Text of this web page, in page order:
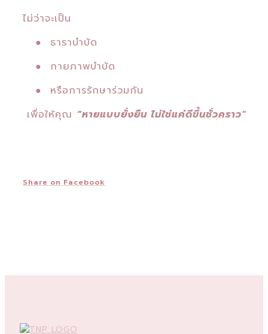
ไม่ว่าจะเป็น
● ธาราบำบัด
● กายภาพบำบัด
● หรือการรักษาร่วมกัน
เพื่อให้คุณ “หายแบบยั่งยืน ไม่ใช่แค่ดีขึ้นชั่วคราว"
Share on Facebook